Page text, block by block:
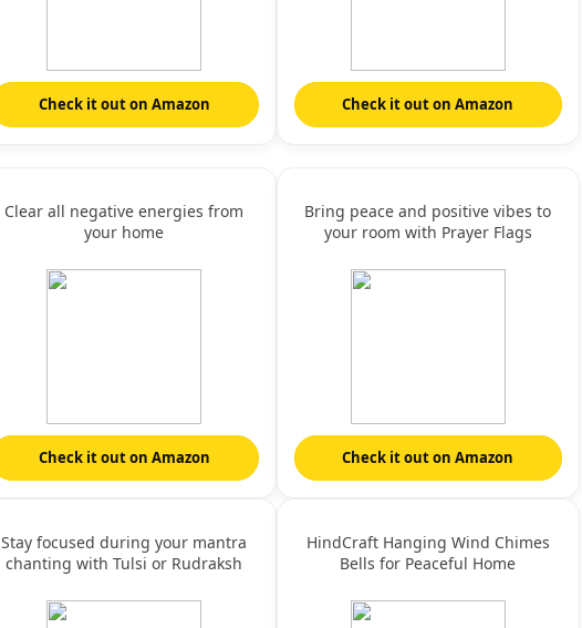
Check it out on Amazon Check it out on Amazon
Clear all negative energies from
your home
Check it out on Amazon
Bring peace and positive vibes to
your room with Prayer Flags
Check it out on Amazon
Stay focused during your mantra
chanting with Tulsi or Rudraksh
HindCraft Hanging Wind Chimes
Bells for Peaceful Home